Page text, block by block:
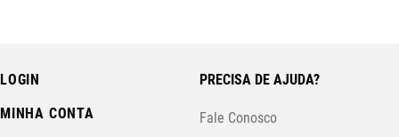
LOGIN
MINHA CONTA
PRECISA DE AJUDA?
Fale Conosco